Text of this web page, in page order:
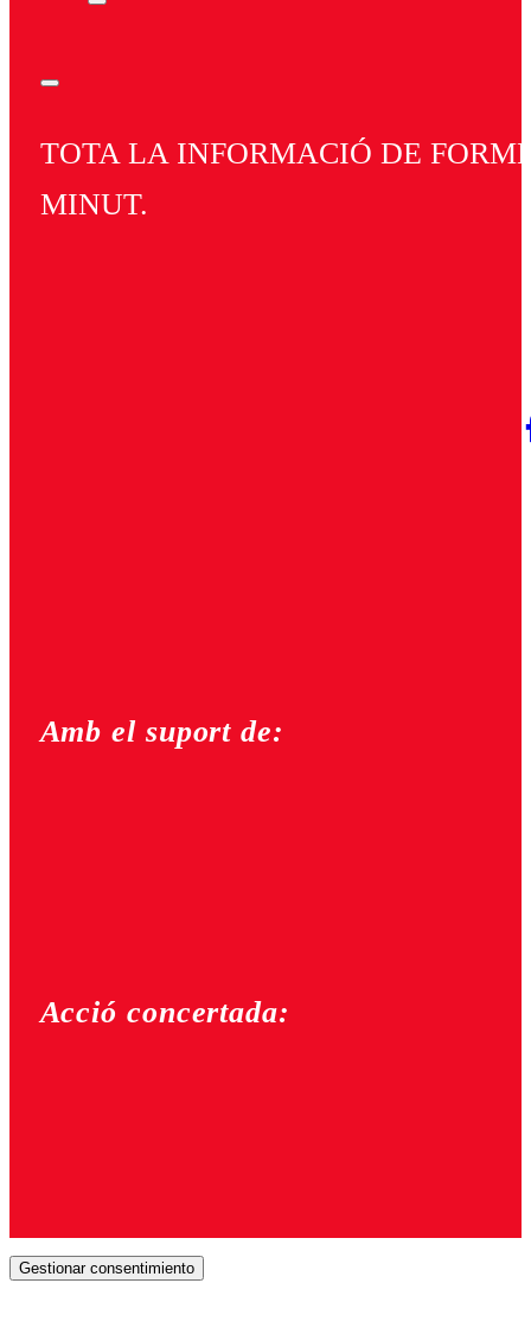
TOTA LA INFORMACIÓ DE
MINUT.
Amb el suport de:
Acció concertada:
Gestionar consentimiento